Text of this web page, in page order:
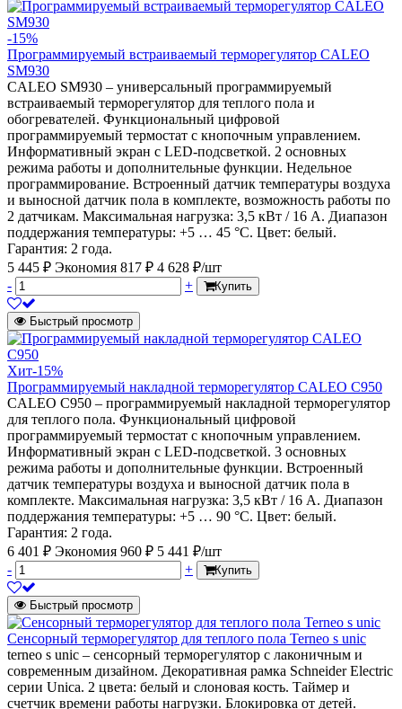
-15%
Программируемый встраиваемый терморегулятор CALEO
SM930
CALEO SM930 – универсальный программируемый
встраиваемый терморегулятор для теплого пола и
обогревателей. Функциональный цифровой
программируемый термостат с кнопочным управлением.
Информативный экран с LED-подсветкой. 2 основных
режима работы и дополнительные функции. Недельное
программирование. Встроенный датчик температуры воздуха
и выносной датчик пола в комплекте, возможность работы по
2 датчикам. Максимальная нагрузка: 3,5 кВт / 16 А. Диапазон
поддержания температуры: +5 … 45 °С. Цвет: белый.
Гарантия: 2 года.
5 445 ₽ Экономия 817 ₽ 4 628 ₽/шт
-
+ Купить
Быстрый просмотр
Хит-15%
Программируемый накладной терморегулятор CALEO C950
CALEO С950 – программируемый накладной терморегулятор
для теплого пола. Функциональный цифровой
программируемый термостат с кнопочным управлением.
Информативный экран с LED-подсветкой. 3 основных
режима работы и дополнительные функции. Встроенный
датчик температуры воздуха и выносной датчик пола в
комплекте. Максимальная нагрузка: 3,5 кВт / 16 А. Диапазон
поддержания температуры: +5 … 90 °С. Цвет: белый.
Гарантия: 2 года.
6 401 ₽ Экономия 960 ₽ 5 441 ₽/шт
-
+ Купить
Быстрый просмотр
Сенсорный терморегулятор для теплого пола Terneo s unic
terneo s unic – cенсорный терморегулятор с лаконичным и
современным дизайном. Декоративная рамка Schneider Electriс
серии Unica. 2 цвета: белый и слоновая кость. Таймер и
счетчик времени работы нагрузки. Блокировка от детей.